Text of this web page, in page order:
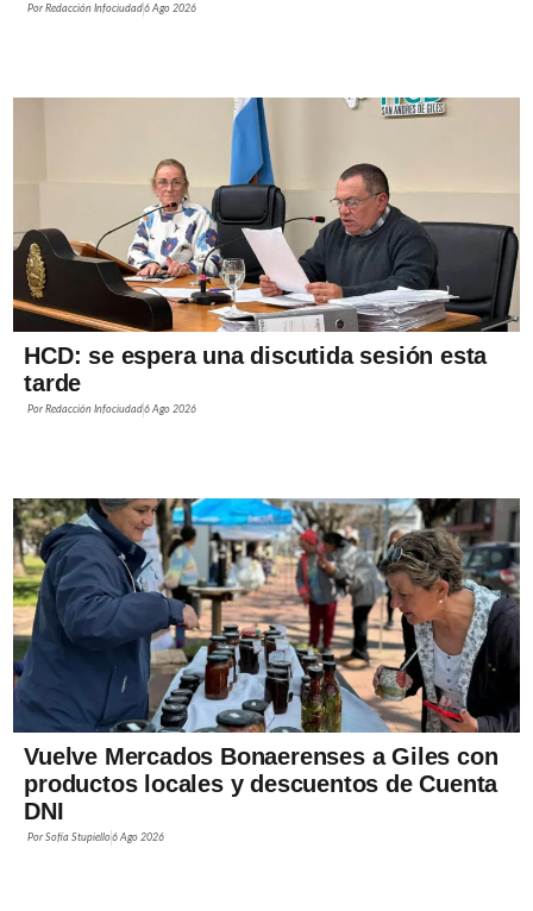
PorRedacción Infociudad6 Ago 2026
HCD: se espera una discutida sesión esta
tarde
PorRedacción Infociudad6 Ago 2026
Vuelve Mercados Bonaerenses a Giles con
productos locales y descuentos de Cuenta
DNI
PorSofía Stupiello6 Ago 2026